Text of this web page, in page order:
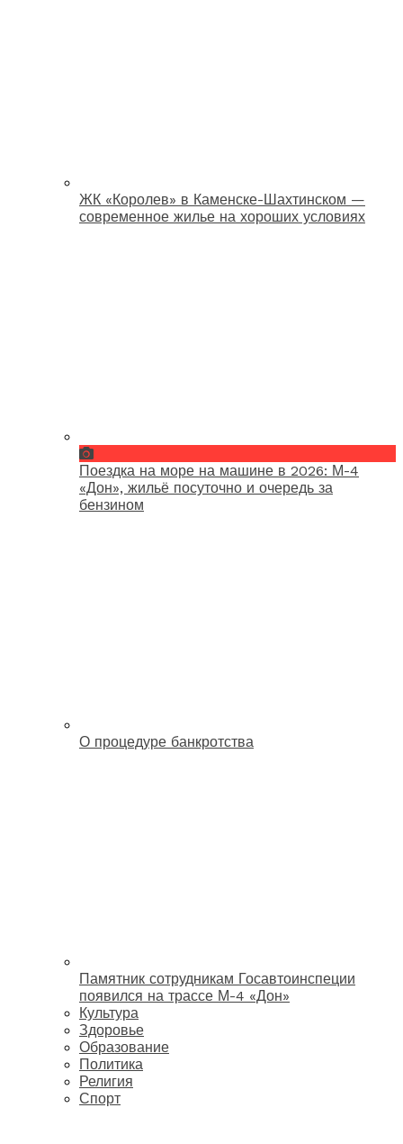
ЖК «Королев» в Каменске-Шахтинском —
современное жилье на хороших условиях
Поездка на море на машине в 2026: М-4
«Дон», жильё посуточно и очередь за
бензином
О процедуре банкротства
Памятник сотрудникам Госавтоинспеции
появился на трассе М-4 «Дон»
Культура
Здоровье
Образование
Политика
Религия
Спорт